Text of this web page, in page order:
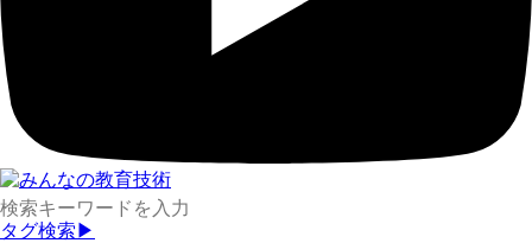
タグ検索▶